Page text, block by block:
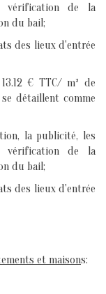
vérification de la
du bail;
des lieux d'entrée
€ TTC/ m² de
détaillent comme
la publicité, les
vérification de la
du bail;
des lieux d'entrée
et maisons: